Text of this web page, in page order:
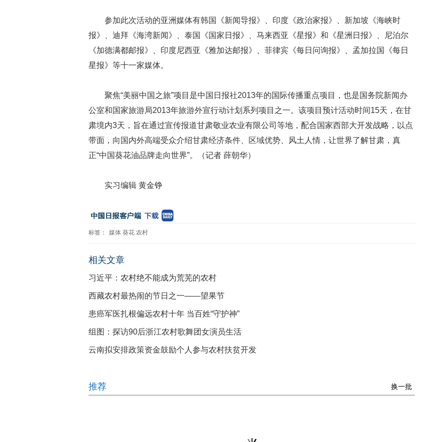
参加此次活动的亚洲媒体有韩国《新闻导报》、印度《政治家报》、新加坡《海峡时
报》、迪拜《海湾新闻》、泰国《国家日报》、马来西亚《星报》和《星洲日报》、尼泊尔
《加德满都邮报》、印度尼西亚《雅加达邮报》、菲律宾《每日问询报》、孟加拉国《每日
星报》等十一家媒体。
聚焦“美丽中国之旅”项目是中国日报社2013年的国际传播重点项目，也是国务院新闻办
公室和国家旅游局2013年旅游外宣行动计划系列项目之一。该项目预计活动时间15天，在甘
肃境内3天，旨在通过宣传报道甘肃敬业农业有限公司等地，配合国家西部大开发战略，以点
带面，向国内外高端受众介绍甘肃经济条件、区域优势、风土人情，让世界了解甘肃，真
正“中国葵花油品牌走向世界”。（记者 薛朝华）
实习编辑 黄金铮
标签： 媒体 葵花 农村
相关文章
习近平：农村绝不能成为荒芜的农村
西藏农村最热闹的节日之一——望果节
患癌军医扎根偏远农村十年 当百姓“守护神”
组图：探访90后浙江农村歌舞团女演员生活
云南拟安排政策资金鼓励个人参与农村扶贫开发
推荐 换一批